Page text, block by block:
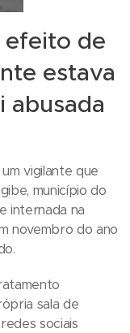
efeito de
estava
abusada
vigilante que
município do
internada na
novembro do ano
sala de
sociais